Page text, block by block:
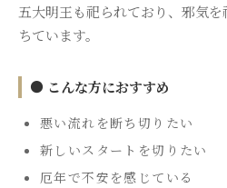
五大明王も祀られており、邪気
ちています。
● こんな方におすすめ
悪い流れを断ち切りたい
新しいスタートを切りたい
厄年で不安を感じている